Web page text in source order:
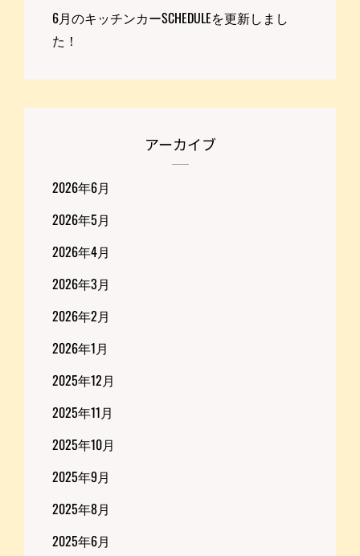
6月のキッチンカーSCHEDULEを更新しまし
た！
アーカイブ
2026年6月
2026年5月
2026年4月
2026年3月
2026年2月
2026年1月
2025年12月
2025年11月
2025年10月
2025年9月
2025年8月
2025年6月